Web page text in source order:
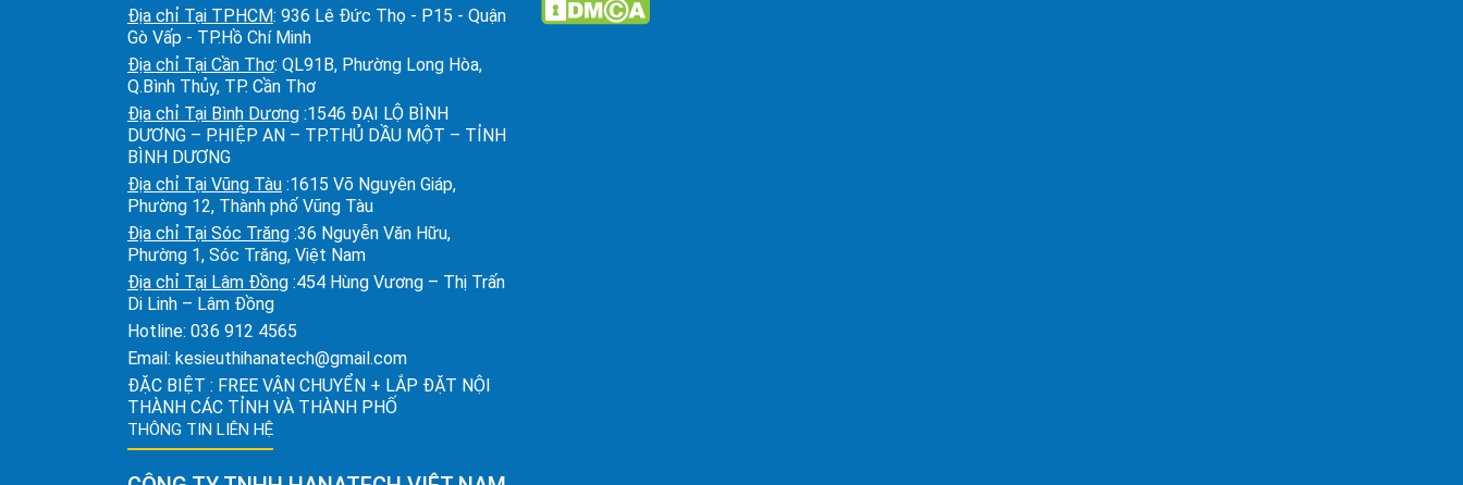
Địa chỉ Tại TPHCM: 936 Lê Đức Thọ - P15 - Quận
Gò Vấp - TP.Hồ Chí Minh
Địa chỉ Tại Cần Thơ: QL91B, Phường Long Hòa,
Q.Bình Thủy, TP. Cần Thơ
Địa chỉ Tại Bình Dương :1546 ĐẠI LỘ BÌNH
DƯƠNG – P.HIỆP AN – TP.THỦ DẦU MỘT – TỈNH
BÌNH DƯƠNG
Địa chỉ Tại Vũng Tàu :1615 Võ Nguyên Giáp,
Phường 12, Thành phố Vũng Tàu
Địa chỉ Tại Sóc Trăng :36 Nguyễn Văn Hữu,
Phường 1, Sóc Trăng, Việt Nam
Địa chỉ Tại Lâm Đồng :454 Hùng Vương – Thị Trấn
Di Linh – Lâm Đồng
Hotline: 036 912 4565
Email: kesieuthihanatech@gmail.com
ĐẶC BIỆT : FREE VẬN CHUYỂN + LẮP ĐẶT NỘI
THÀNH CÁC TỈNH VÀ THÀNH PHỐ
THÔNG TIN LIÊN HỆ